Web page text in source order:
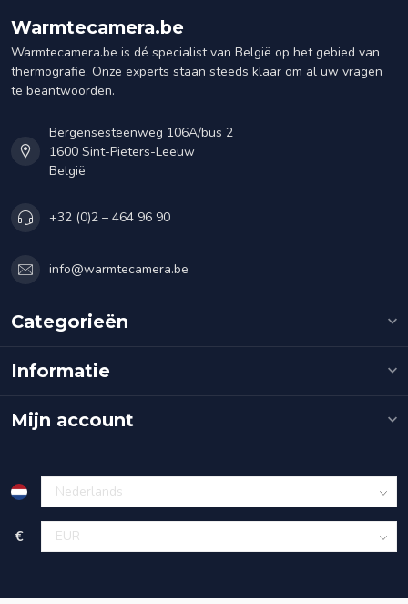
Warmtecamera.be
Warmtecamera.be is dé specialist van België op het gebied van
thermografie. Onze experts staan steeds klaar om al uw vragen
te beantwoorden.
Bergensesteenweg 106A/bus 2
1600 Sint-Pieters-Leeuw
België
+32 (0)2 – 464 96 90
info@warmtecamera.be
Categorieën
Informatie
Mijn account
€